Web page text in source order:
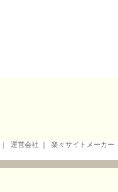
運営会社 楽々サイトメーカー